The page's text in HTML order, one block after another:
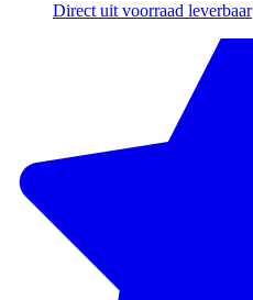
Direct uit voorraad leverbaar